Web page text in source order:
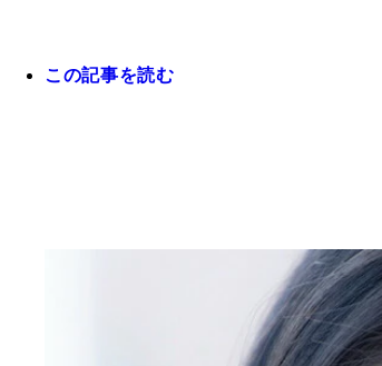
この記事を読む